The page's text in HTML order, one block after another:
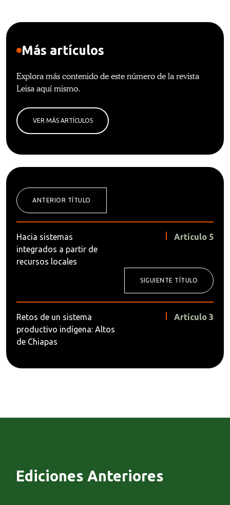
Más artículos
Explora más contenido de este número de la revista
Leisa aquí mismo.
VER MÁS ARTÍCULOS
ANTERIOR TÍTULO
Hacia sistemas
integrados a partir de
recursos locales
Artículo 5
SIGUIENTE TÍTULO
Retos de un sistema
productivo indígena: Altos
de Chiapas
Artículo 3
Ediciones Anteriores